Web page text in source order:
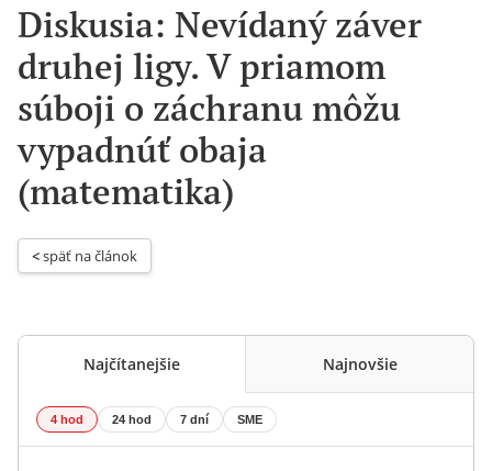
Diskusia: Nevídaný záver
druhej ligy. V priamom
súboji o záchranu môžu
vypadnúť obaja
(matematika)
< späť na článok
Najčítanejšie Najnovšie
4 hod 24 hod 7 dní SME